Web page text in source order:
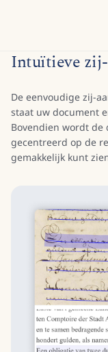
Intuïtieve
De eenvoudige zij-
staat uw document
Bovendien wordt
gecentreerd op de
gemakkelijk kunt